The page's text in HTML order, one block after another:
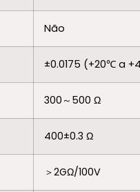
Não
±0.0175 (+20℃ a
300～500 Ω
400±0.3 Ω
＞2GΩ/100V